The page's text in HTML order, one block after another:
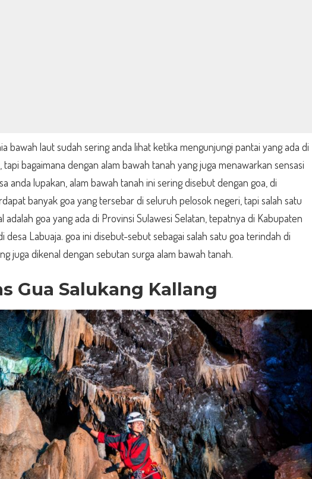
bawah laut sudah sering anda lihat ketika mengunjungi pantai yang ada di
tapi bagaimana dengan alam bawah tanah yang juga menawarkan sensasi
anda lupakan, alam bawah tanah ini sering disebut dengan goa, di
banyak goa yang tersebar di seluruh pelosok negeri, tapi salah satu
adalah goa yang ada di Provinsi Sulawesi Selatan, tepatnya di Kabupaten
desa Labuaja. goa ini disebut-sebut sebagai salah satu goa terindah di
juga dikenal dengan sebutan surga alam bawah tanah.
Gua Salukang Kallang